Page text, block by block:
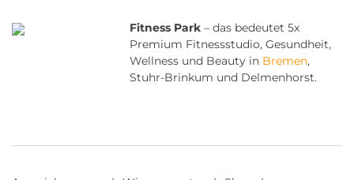
Fitness Park – das bedeutet 5x
Premium Fitnessstudio, Gesundheit,
Wellness und Beauty in Bremen,
Stuhr-Brinkum und Delmenhorst.